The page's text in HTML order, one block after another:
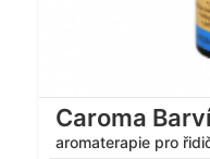
Caroma
aromaterapie pro